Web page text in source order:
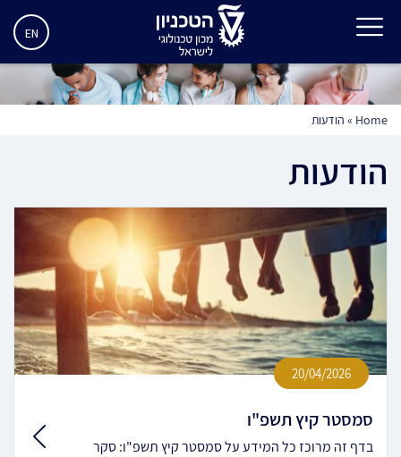
EN
Home
» הודעות
הודעות
20/04/2026
סמסטר קיץ תשפ"ו
בדף זה מרוכז כל המידע על סמסטר קיץ תשפ"ו: סקר